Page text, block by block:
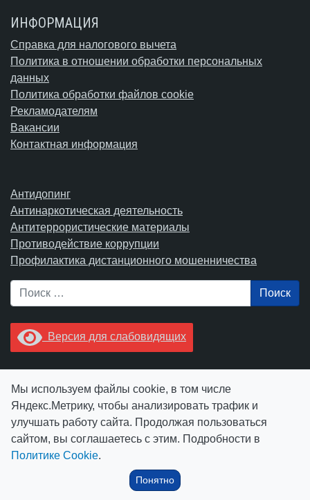
ИНФОРМАЦИЯ
Справка для налогового вычета
Политика в отношении обработки персональных
данных
Политика обработки файлов cookie
Рекламодателям
Вакансии
Контактная информация
Антидопинг
Антинаркотическая деятельность
Антитеррористические материалы
Противодействие коррупции
Профилактика дистанционного мошенничества
Поиск
Версия для слабовидящих
Ctrl+Enter.
© АУ "ЮграМегаСпорт" 2026
Мы используем файлы cookie, в том числе
Яндекс.Метрику, чтобы анализировать трафик и
улучшать работу сайта. Продолжая пользоваться
сайтом, вы соглашаетесь с этим. Подробности в
Политике Cookie.
Понятно